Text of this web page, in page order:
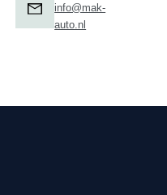
info@mak-
auto.nl